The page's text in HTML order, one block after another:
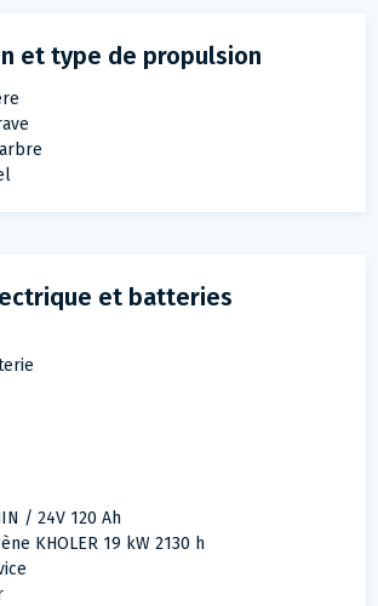
et type de propulsion
et batteries
/ 24V 120 Ah
KHOLER 19 kW 2130 h